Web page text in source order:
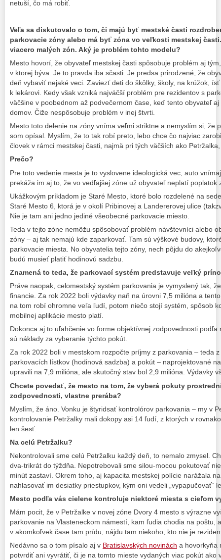
netuší, čo má robiť.
Veľa sa diskutovalo o tom, či majú byť mestské časti
parkovacie zóny alebo má byť zóna vo veľkosti mestskej
viacero malých zón. Aký je problém tohto modelu?
Mesto hovorí, že obyvateľ mestskej časti spôsobuje problém aj
v ktorej býva. Je to pravda iba sčasti. Je predsa prirodzené, že
deň vybaviť nejaké veci. Zaviezť deti do škôlky, školy, na krúžok,
k lekárovi. Kedy však vzniká najväčší problém pre rezidentov s
väčšine v poobednom až podvečernom čase, keď tento obyvateľ
domov. Čiže nespôsobuje problém v inej štvrti.
Mesto toto delenie na zóny vníma veľmi striktne a nemyslím si, že
som opísal. Myslím, že to tak robí preto, lebo chce čo najviac
človek v rámci mestskej časti, najmä pri tých väčších ako
Prečo?
Pre toto vedenie mesta je to vyslovene ideologická vec, auto
prekáža im aj to, že vo vedľajšej zóne už obyvateľ neplatí poplatok
Ukážkovým príkladom je Staré Mesto, ktoré bolo rozdelené na
Staré Mesto 6, ktorá je v okolí Pribinovej a Landererovej ulice
Nie je tam ani jedno jediné všeobecné parkovacie miesto.
Teda v tejto zóne nemôžu spôsobovať problém návštevníci alebo
zóny – aj tak nemajú kde zaparkovať. Tam sú výškové budovy,
parkovacie miesta. No obyvatelia tejto zóny, nech pôjdu do
budú musieť platiť hodinovú sadzbu.
Znamená to teda, že parkovací systém predstavuje veľký
Práve naopak, celomestský systém parkovania je vymyslený tak,
financie. Za rok 2022 boli výdavky naň na úrovni 7,5 milióna a
na tom robí ohromne veľa ľudí, potom niečo stojí systém, spôsob
mobilnej aplikácie mesto platí.
Dokonca aj to uľahčenie vo forme objektívnej zodpovednosti
sú náklady za vyberanie týchto pokút.
Za rok 2022 boli v mestskom rozpočte príjmy z parkovania – teda
parkovacích lístkov (hodinová sadzba) a pokút – naprojektované
upravili na 7,9 milióna, ale skutočný stav bol 2,9 milióna. Výdavky
Chcete povedať, že mesto na tom, že vyberá pokuty
zodpovednosti, vlastne prerába?
Myslím, že áno. Vonku je štyridsať kontrolórov parkovania – my v
kontrolovanie Petržalky mali dokopy asi 14 ľudí, z ktorých v
len šesť.
Na celú Petržalku?
Nekontrolovali sme celú Petržalku každý deň, to nemalo zmysel.
dva-trikrát do týždňa. Nepotrebovali sme silou-mocou pokutovať
minút zastaví. Okrem toho, aj kapacita mestskej polície narážala
nahlasovať im desiatky priestupkov, kým oni vedeli „vypapučovať“
Mesto podľa vás cielene kontroluje niektoré miesta s cieľom
Mám pocit, že v Petržalke v novej zóne Dvory 4 mesto s výrazne
parkovanie na Vlasteneckom námestí, kam ľudia chodia na poštu,
v akomkoľvek čase tam prídu, nájdu tam niekoho, kto nie je
Nedávno sa o tom písalo aj v Bratislavských novinách a hovorkyňa
potvrdiť ani vyvrátiť, či je na tomto mieste vydaných viac pokút ako